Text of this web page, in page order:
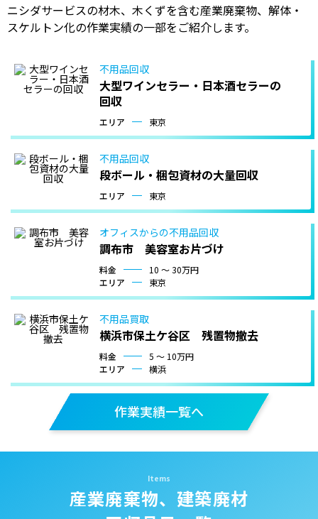
ニシダサービスの材木、木くずを含む産業廃棄物、解体・
スケルトン化の作業実績の一部をご紹介します。
不用品回収
大型ワインセラー・日本酒セラーの
回収
エリア 東京
不用品回収
段ボール・梱包資材の大量回収
エリア 東京
オフィスからの不用品回収
調布市 美容室お片づけ
料金
10 〜 30万円
エリア
東京
不用品買取
横浜市保土ケ谷区 残置物撤去
料金
5 〜 10万円
エリア
横浜
作業実績一覧へ
産業廃棄物、建築廃材